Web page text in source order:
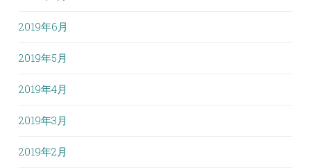
2019年6月
2019年5月
2019年4月
2019年3月
2019年2月